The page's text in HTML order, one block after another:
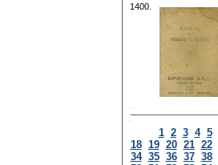
1400.
1 2 3 4 5
18 19 20 21 22
34 35 36 37 38